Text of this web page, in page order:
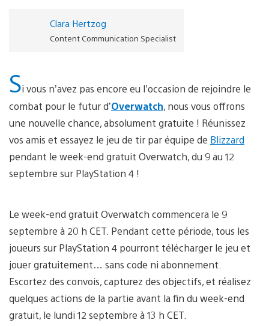
Clara Hertzog
Content Communication Specialist
Si vous n’avez pas encore eu l’occasion de rejoindre le
combat pour le futur d’Overwatch, nous vous offrons
une nouvelle chance, absolument gratuite ! Réunissez
vos amis et essayez le jeu de tir par équipe de Blizzard
pendant le week-end gratuit Overwatch, du 9 au 12
septembre sur PlayStation 4 !
Le week-end gratuit Overwatch commencera le 9
septembre à 20 h CET. Pendant cette période, tous les
joueurs sur PlayStation 4 pourront télécharger le jeu et
jouer gratuitement… sans code ni abonnement.
Escortez des convois, capturez des objectifs, et réalisez
quelques actions de la partie avant la fin du week-end
gratuit, le lundi 12 septembre à 13 h CET.